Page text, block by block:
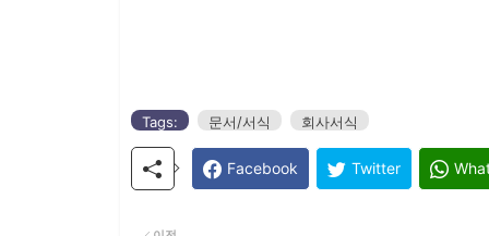
Tags: 문서/서식 회사서식
Facebook Twitter